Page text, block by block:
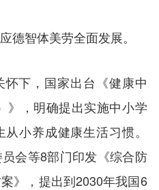
德智体美劳全面发展。
下，国家出台《健康中
，明确提出实施中小学
小养成健康生活习惯。
会等8部门印发《综合防
》，提出到2030年我国6